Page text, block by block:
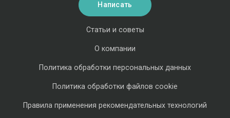
Статьи и советы
О компании
Политика обработки персональных данных
Политика обработки файлов cookie
Правила применения рекомендательных технологий
Написать